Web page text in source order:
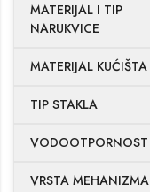
MATERIJAL I TIP
NARUKVICE
MATERIJAL KUĆIŠTA
TIP STAKLA
VODOOTPORNOST
VRSTA MEHANIZMA